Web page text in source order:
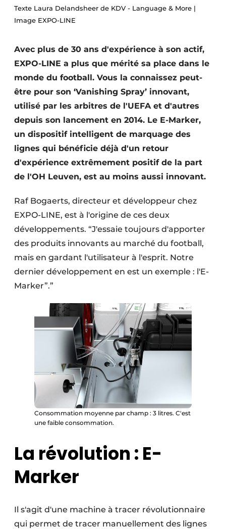
Texte Laura Delandsheer de KDV - Language & More |
Image EXPO-LINE
Avec plus de 30 ans d'expérience à son actif,
EXPO-LINE a plus que mérité sa place dans le
monde du football. Vous la connaissez peut-
être pour son ‘Vanishing Spray’ innovant,
utilisé par les arbitres de l'UEFA et d'autres
depuis son lancement en 2014. Le E-Marker,
un dispositif intelligent de marquage des
lignes qui bénéficie déjà d'un retour
d'expérience extrêmement positif de la part
de l'OH Leuven, est au moins aussi innovant.
Raf Bogaerts, directeur et développeur chez
EXPO-LINE, est à l'origine de ces deux
développements. “J'essaie toujours d'apporter
des produits innovants au marché du football,
mais en gardant l'utilisateur à l'esprit. Notre
dernier développement en est un exemple : l'E-
Marker”.”
Consommation moyenne par champ : 3 litres. C'est
une faible consommation.
La révolution : E-
Marker
Il s'agit d'une machine à tracer révolutionnaire
qui permet de tracer manuellement des lignes